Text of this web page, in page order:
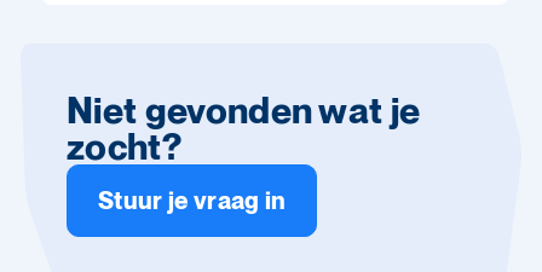
Niet gevonden wat je
zocht?
Stuur je vraag in